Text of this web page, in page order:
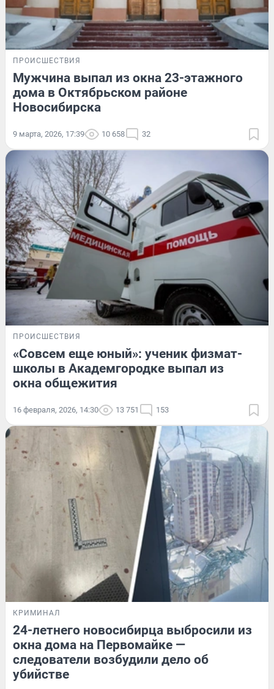
ПРОИСШЕСТВИЯ
Мужчина выпал из окна 23-этажного
дома в Октябрьском районе
Новосибирска
9 марта, 2026, 17:39 10 658 32
ПРОИСШЕСТВИЯ
«Совсем еще юный»: ученик физмат-
школы в Академгородке выпал из
окна общежития
16 февраля, 2026, 14:30 13 751 153
КРИМИНАЛ
24-летнего новосибирца выбросили из
окна дома на Первомайке —
следователи возбудили дело об
убийстве